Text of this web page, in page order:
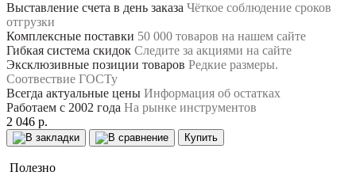
Выставление счета в день заказа Чёткое соблюдение сроков
отгрузки
Комплексные поставки 50 000 товаров на нашем сайте
Гибкая система скидок Следите за акциями на сайте
Эксклюзивные позиции товаров Редкие размеры.
Соотвествие ГОСТу
Всегда актуальные цены Информация об остатках
Работаем с 2002 года На рынке инструментов
2 046 р.
Купить
Полезно